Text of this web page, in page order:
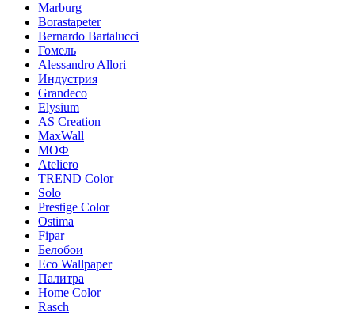
Marburg
Borastapeter
Bernardo Bartalucci
Гомель
Alessandro Allori
Индустрия
Grandeco
Elysium
AS Creation
MaxWall
МОФ
Ateliero
TREND Color
Solo
Prestige Color
Ostima
Fipar
Белобои
Eco Wallpaper
Палитра
Home Color
Rasch